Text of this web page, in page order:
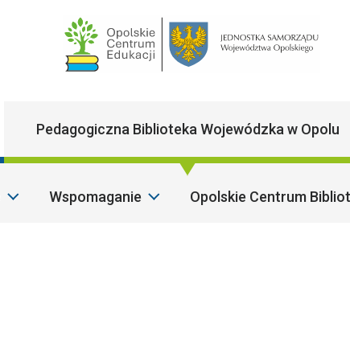
Main
Pedagogiczna Biblioteka Wojewódzka w Opolu
Wspomaganie Opolskie Centrum